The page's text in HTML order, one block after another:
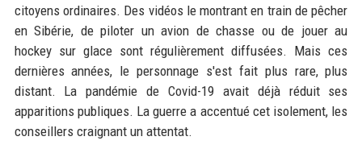
citoyens ordinaires. Des vidéos le montrant en train de pêcher
en Sibérie, de piloter un avion de chasse ou de jouer au
hockey sur glace sont régulièrement diffusées. Mais ces
dernières années, le personnage s'est fait plus rare, plus
distant. La pandémie de Covid-19 avait déjà réduit ses
apparitions publiques. La guerre a accentué cet isolement, les
conseillers craignant un attentat.